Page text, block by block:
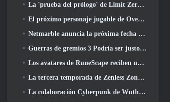
La 'prueba del prólogo' de Limit Zero Breakers comienza hoy
El próximo personaje jugable de Overwatch parece ser un jefe criminal cyborg con exceso de trabajo
Netmarble anuncia la próxima fecha de lanzamiento global de RF Online
Guerras de gremios 3 Podría ser justo lo que la industria de los MMO necesita ahora mismo
Los avatares de RuneScape reciben una revisión en la mayor actualización visual del juego en los últimos diez años
La tercera temporada de Zenless Zone Zero comienza con un viaje a una isla Bangboo en el cielo, Y a la plataforma Steam
La colaboración Cyberpunk de Wuthering Waves es exactamente lo que quiero de mis eventos cruzados de videojuegos